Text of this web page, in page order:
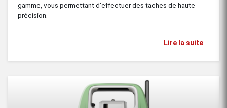
gamme, vous permettant d'effectuer des taches de haute
précision.
Lire la suite